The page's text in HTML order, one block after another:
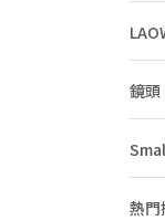
鏡頭
熱門